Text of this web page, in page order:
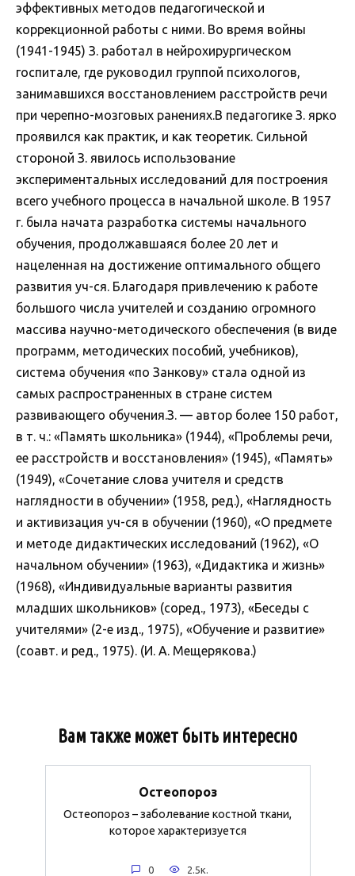
эффективных методов педагогической и
коррекционной работы с ними. Во время войны
(1941-1945) З. работал в нейрохирургическом
госпитале, где руководил группой психологов,
занимавшихся восстановлением расстройств речи
при черепно-мозговых ранениях.В педагогике З. ярко
проявился как практик, и как теоретик. Сильной
стороной З. явилось использование
экспериментальных исследований для построения
всего учебного процесса в начальной школе. В 1957
г. была начата разработка системы начального
обучения, продолжавшаяся более 20 лет и
нацеленная на достижение оптимального общего
развития уч-ся. Благодаря привлечению к работе
большого числа учителей и созданию огромного
массива научно-методического обеспечения (в виде
программ, методических пособий, учебников),
система обучения «по Занкову» стала одной из
самых распространенных в стране систем
развивающего обучения.З. — автор более 150 работ,
в т. ч.: «Память школьника» (1944), «Проблемы речи,
ее расстройств и восстановления» (1945), «Память»
(1949), «Сочетание слова учителя и средств
наглядности в обучении» (1958, ред.), «Наглядность
и активизация уч-ся в обучении (1960), «О предмете
и методе дидактических исследований (1962), «О
начальном обучении» (1963), «Дидактика и жизнь»
(1968), «Индивидуальные варианты развития
младших школьников» (соред., 1973), «Беседы с
учителями» (2-е изд., 1975), «Обучение и развитие»
(соавт. и ред., 1975). (И. А. Мещерякова.)
Вам также может быть интересно
Остеопороз
Остеопороз – заболевание костной ткани,
которое характеризуется
0 2.5к.